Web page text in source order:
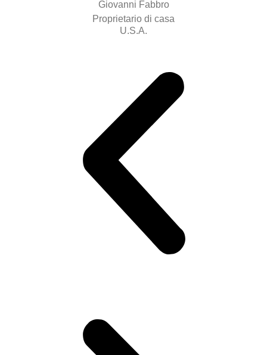
Giovanni Fabbro
Proprietario di casa
U.S.A.